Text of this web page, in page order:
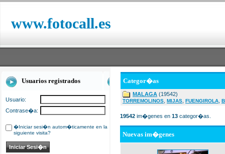
www.fotocall.es
Usuarios registrados
Usuario:
Contrase�a:
�Iniciar sesi�n autom�ticamente en la
siguiente visita?
Categor�as
MALAGA (19542)
TORREMOLINOS MIJAS FUENGIROLA
19542 im�genes en 13 categor�as.
Nuevas im�genes